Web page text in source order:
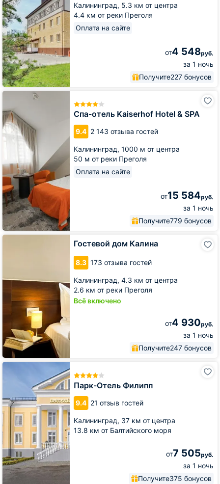
Калининград, 5.3 км от центра
4.4 км от реки Преголя
Оплата на сайте
от4 548руб.
за 1 ночь
Получите227 бонусов
Спа-отель Kaiserhof Hotel & SPA
9.4 2 143 отзыва гостей
Калининград, 1000 м от центра
50 м от реки Преголя
Оплата на сайте
от15 584руб.
за 1 ночь
Получите779 бонусов
Спа-
Kaiserhof
Hotel
&
SPA
Гостевой дом Калина
8.3 173 отзыва гостей
Калининград, 4.3 км от центра
2.6 км от реки Преголя
Всё включено
от4 930руб.
за 1 ночь
Получите247 бонусов
Гостевой
Парк-Отель Филипп
9.4 21 отзыв гостей
Калининград, 37 км от центра
13.8 км от Балтийского моря
от7 505руб.
за 1 ночь
Получите375 бонусов
Парк-